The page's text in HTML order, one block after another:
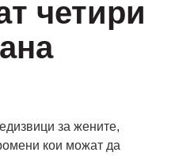
четири
за жените,
кои можат да